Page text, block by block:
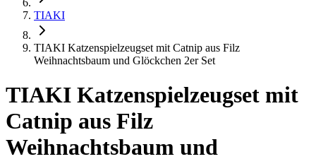
TIAKI
TIAKI Katzenspielzeugset mit Catnip aus Filz
Weihnachtsbaum und Glöckchen 2er Set
TIAKI Katzenspielzeugset mit
Catnip aus Filz
Weihnachtsbaum und